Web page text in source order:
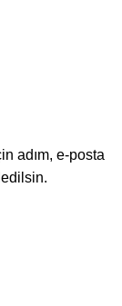
adım, e-posta